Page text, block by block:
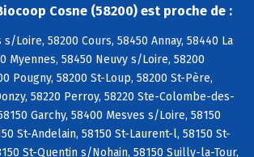
Cosne (58200) est proche de :
Loire, 58200 Cours, 58450 Annay, 58440 La
Myennes, 58450 Neuvy s/Loire, 58200
Pougny, 58200 St-Loup, 58200 St-Père,
58220 Perroy, 58220 Ste-Colombe-des-
Garchy, 58400 Mesves s/Loire, 58150
St-Andelain, 58150 St-Laurent-l, 58150 St-
St-Quentin s/Nohain, 58150 Suilly-la-Tour,